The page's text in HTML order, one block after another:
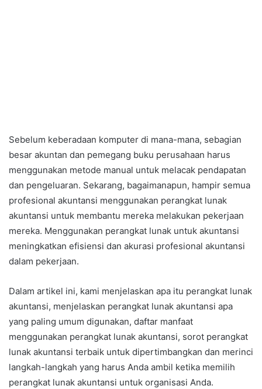
Sebelum keberadaan komputer di mana-mana, sebagian
besar akuntan dan pemegang buku perusahaan harus
menggunakan metode manual untuk melacak pendapatan
dan pengeluaran. Sekarang, bagaimanapun, hampir semua
profesional akuntansi menggunakan perangkat lunak
akuntansi untuk membantu mereka melakukan pekerjaan
mereka. Menggunakan perangkat lunak untuk akuntansi
meningkatkan efisiensi dan akurasi profesional akuntansi
dalam pekerjaan.
Dalam artikel ini, kami menjelaskan apa itu perangkat lunak
akuntansi, menjelaskan perangkat lunak akuntansi apa
yang paling umum digunakan, daftar manfaat
menggunakan perangkat lunak akuntansi, sorot perangkat
lunak akuntansi terbaik untuk dipertimbangkan dan merinci
langkah-langkah yang harus Anda ambil ketika memilih
perangkat lunak akuntansi untuk organisasi Anda.